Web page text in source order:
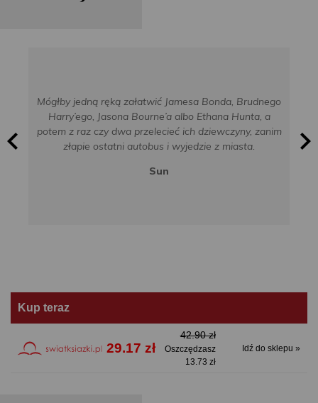
Mógłby jedną ręką załatwić Jamesa Bonda, Brudnego
Harry’ego, Jasona Bourne’a albo Ethana Hunta, a
potem z raz czy dwa przelecieć ich dziewczyny, zanim
złapie ostatni autobus i wyjedzie z miasta.
Sun
Kup teraz
29.17 zł
42.90 zł
Oszczędzasz
13.73 zł
Idź do sklepu »